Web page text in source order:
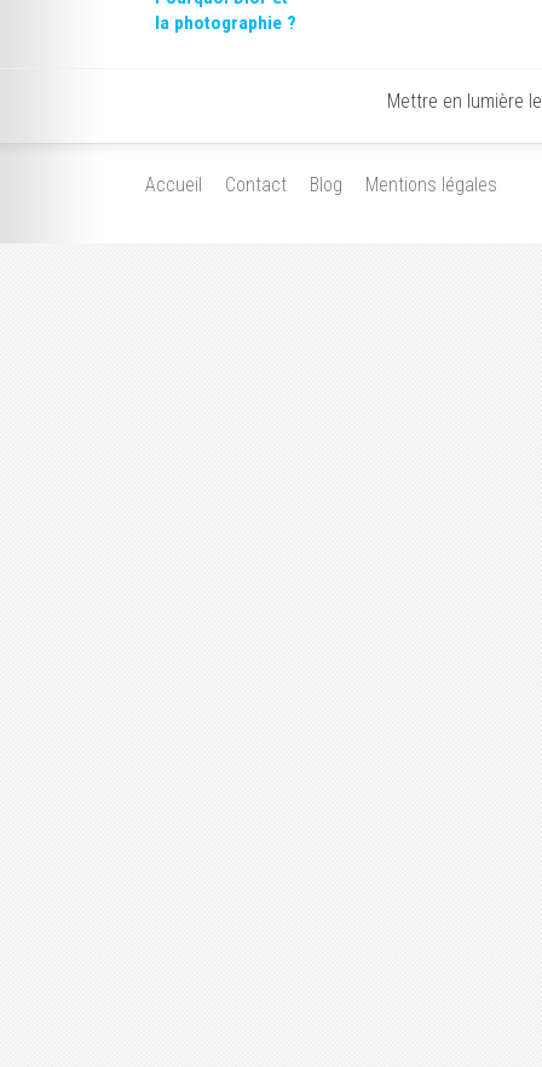
la photographie ?
Mettre en lumière
Accueil Contact Blog Mentions légales